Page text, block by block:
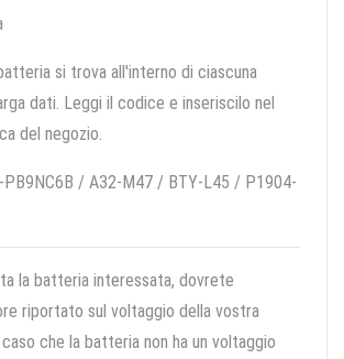
si trova all'interno di ciascuna
dati. Leggi il codice e inseriscilo nel
del negozio.
PB9NC6B / A32-M47 / BTY-L45 / P1904-
la batteria interessata, dovrete
riportato sul voltaggio della vostra
che la batteria non ha un voltaggio